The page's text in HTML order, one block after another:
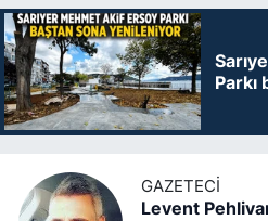
GAZETECI
Levent